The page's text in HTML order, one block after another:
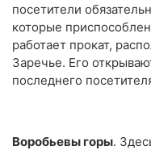
посетители
которые
работает прокат,
Заречье. Его
последнего
Воробьевы горы.